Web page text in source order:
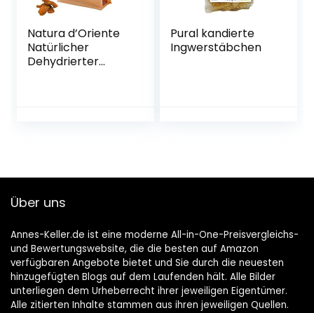
Natura d’Oriente
Natürlicher
Dehydrierter
Pural kandierte
Ingwerstäbchen
Über uns
Annes-Keller.de ist eine moderne All-in-One-Preisvergleichs-
und Bewertungswebsite, die die besten auf Amazon
verfügbaren Angebote bietet und Sie durch die neuesten
hinzugefügten Blogs auf dem Laufenden hält. Alle Bilder
unterliegen dem Urheberrecht ihrer jeweiligen Eigentümer.
Alle zitierten Inhalte stammen aus ihren jeweiligen Quellen.